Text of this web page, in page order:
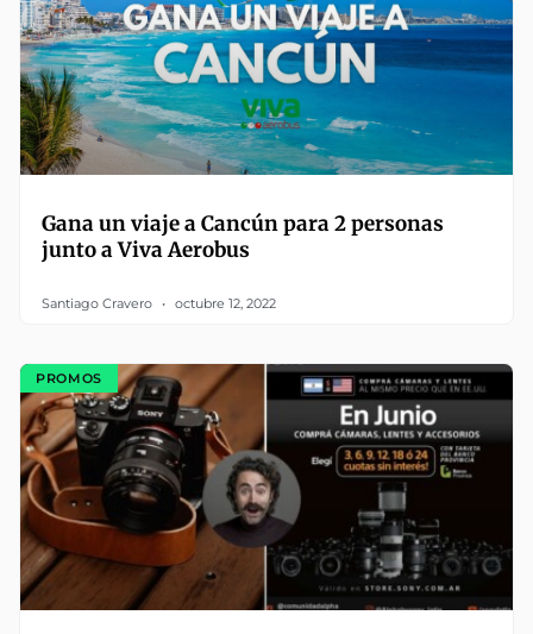
Gana un viaje a Cancún para 2 personas
junto a Viva Aerobus
Santiago Cravero octubre 12, 2022
PROMOS